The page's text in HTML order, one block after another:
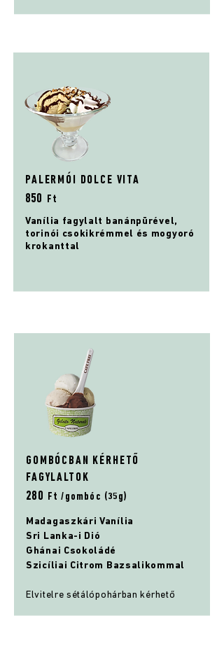
Vanília fagylalt banánpürével,
torinói csokikrémmel és mogyoró
krokanttal
PALERMÓI DOLCE VITA
850 Ft
Madagaszkári Vanília
Sri Lanka-i Dió
Ghánai Csokoládé
Szicíliai Citrom Bazsalikommal
Elvitelre sétálópohárban kérhető
GOMBÓCBAN KÉRHETŐ
FAGYLALTOK
280 Ft /gombóc (35g)